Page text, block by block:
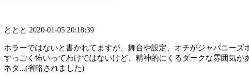
ととと 2020-01-05 20:18:39
ホラーではないと書かれてますが、舞台や設定、オチがジャパニーズ
すっごく怖いってわけではないけど、精神的にくるダークな雰囲気が
ネタ...(省略されました)